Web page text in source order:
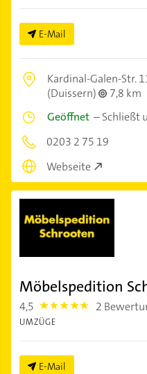
E-Mail
Kardinal-Galen-Str.
(Duissern)
7,8 km
Geöffnet –Schließt
0203 2 75 19
Webseite
Möbelspedition
4,5 4.5 2
UMZÜGE
E-Mail